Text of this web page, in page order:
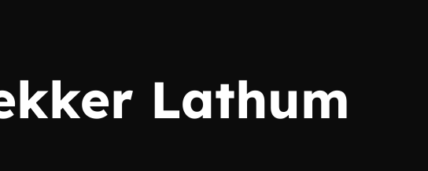
Lathum